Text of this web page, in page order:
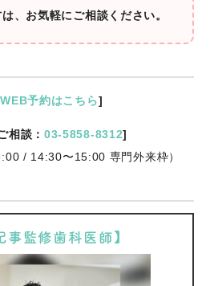
、お気軽にご相談ください。
予約はこちら]
相談： 03-5858-8312]
/ 14:30〜15:00 専門外来枠）
事監修歯科医師】